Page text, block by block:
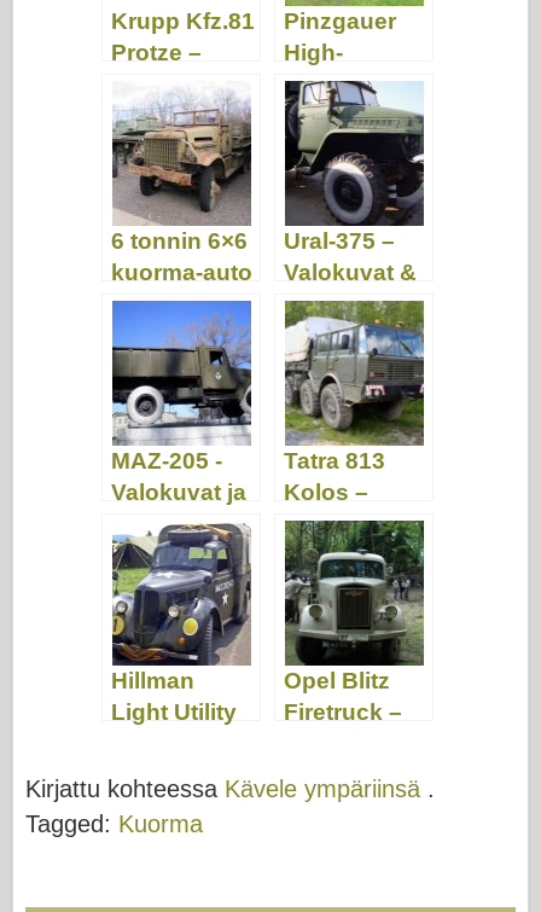
Krupp Kfz.81
Protze –
Valokuvat &
Videot
Pinzgauer
High-
Mobility
maastoajone
uvo –
Valokuvat ja
video
6 tonnin 6×6
kuorma-auto
– Valokuvat
ja video
Ural-375 –
Valokuvat &
Video
MAZ-205 -
Valokuvat ja
video
Tatra 813
Kolos –
Valokuvat &;
Video
Hillman
Light Utility
Kävele
ympäri
Opel Blitz
Firetruck –
Kirjattu kohteessa Kävele ympäriinsä .
Tagged: Kuorma